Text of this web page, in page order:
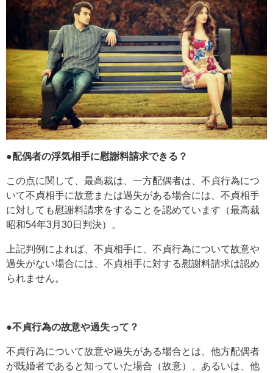
●配偶者の浮気相手に慰謝料請求できる？
この点に関して、最高裁は、一方配偶者は、不貞行為につ
いて不貞相手に故意または過失がある場合には、不貞相手
に対しても慰謝料請求をすることを認めています（最高裁
昭和54年3月30日判決）。
上記判例によれば、不貞相手に、不貞行為について故意や
過失がない場合には、不貞相手に対する慰謝料請求は認め
られません。
●不貞行為の故意や過失って？
不貞行為について故意や過失がある場合とは、他方配偶者
が既婚者であると知っていた場合（故意）、あるいは、他